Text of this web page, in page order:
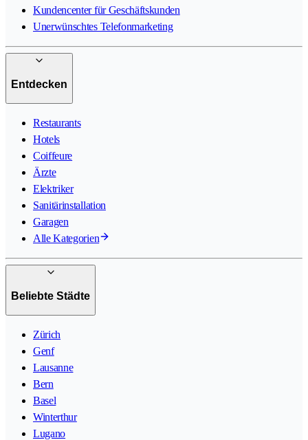
Kundencenter für Geschäftskunden
Unerwünschtes Telefonmarketing
Entdecken
Restaurants
Hotels
Coiffeure
Ärzte
Elektriker
Sanitärinstallation
Garagen
Alle Kategorien
Beliebte Städte
Zürich
Genf
Lausanne
Bern
Basel
Winterthur
Lugano